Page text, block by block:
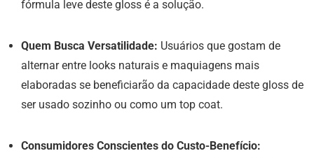
fórmula leve deste gloss é a solução.
Quem Busca Versatilidade: Usuários que gostam de
alternar entre looks naturais e maquiagens mais
elaboradas se beneficiarão da capacidade deste gloss de
ser usado sozinho ou como um top coat.
Consumidores Conscientes do Custo-Benefício: